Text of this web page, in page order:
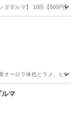
ダダルマ】 10匹【500円
オーロラ体色とラメ、ヒ
ルマ